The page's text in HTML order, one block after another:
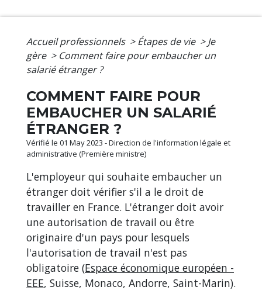
Accueil professionnels > Étapes de vie > Je
gère > Comment faire pour embaucher un
salarié étranger ?
COMMENT FAIRE POUR
EMBAUCHER UN SALARIÉ
ÉTRANGER ?
Vérifié le 01 May 2023 - Direction de l'information légale et
administrative (Première ministre)
L'employeur qui souhaite embaucher un
étranger doit vérifier s'il a le droit de
travailler en France. L'étranger doit avoir
une autorisation de travail ou être
originaire d'un pays pour lesquels
l'autorisation de travail n'est pas
obligatoire (Espace économique européen -
EEE, Suisse, Monaco, Andorre, Saint-Marin).